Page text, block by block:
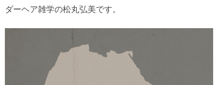
ダーヘア雑学の松丸弘美です。